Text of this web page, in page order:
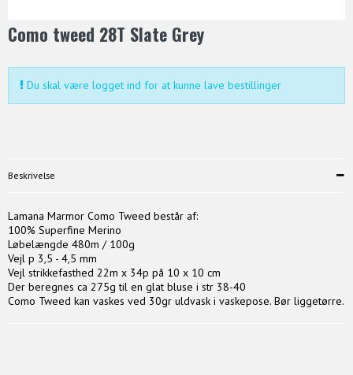
Como tweed 28T Slate Grey
Du skal være logget ind for at kunne lave bestillinger
Beskrivelse
Lamana Marmor Como Tweed består af:
100% Superfine Merino
Løbelængde 480m / 100g
Vejl p 3,5 - 4,5 mm
Vejl strikkefasthed 22m x 34p på 10 x 10 cm
Der beregnes ca 275g til en glat bluse i str 38-40
Como Tweed kan vaskes ved 30gr uldvask i vaskepose. Bør liggetørre.